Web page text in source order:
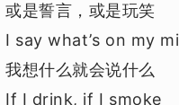
或是誓言，或是玩笑
I say what’s on my
我想什么就会说什么
If I drink, if I smoke